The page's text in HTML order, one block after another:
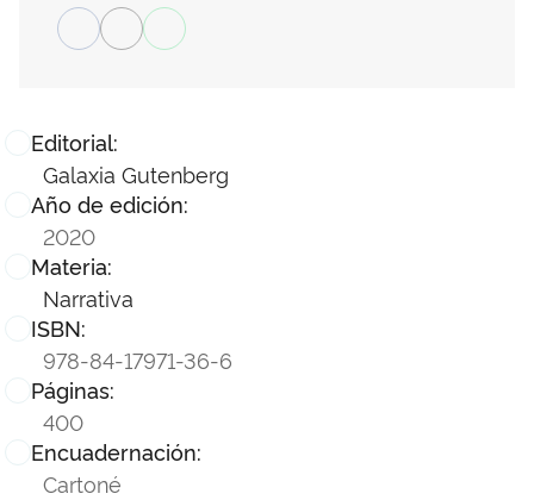
Editorial:
Galaxia Gutenberg
Año de edición:
2020
Materia:
Narrativa
ISBN:
978-84-17971-36-6
Páginas:
400
Encuadernación:
Cartoné